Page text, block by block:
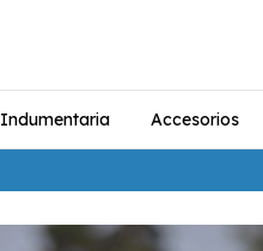
Indumentaria Accesorios